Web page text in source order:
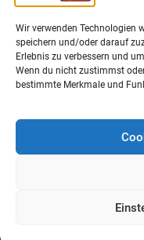
Wir verwenden Technologien
speichern und/oder darauf
Erlebnis zu verbessern und
Wenn du nicht zustimmst
bestimmte Merkmale und
Freude am Sport
AGB
Impressum
Datenschutzerklärung